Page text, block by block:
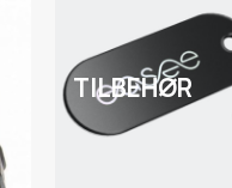
TILBEHØR